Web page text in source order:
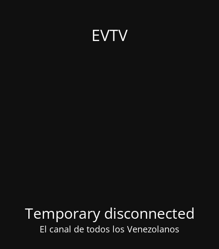
EVTV
Temporary disconnected
El canal de todos los Venezolanos